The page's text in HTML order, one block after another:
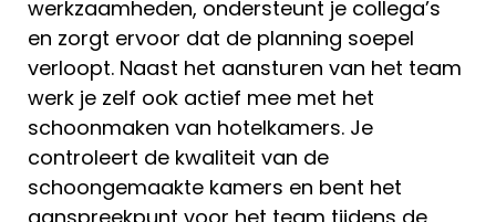
werkzaamheden, ondersteunt je collega’s
en zorgt ervoor dat de planning soepel
verloopt. Naast het aansturen van het team
werk je zelf ook actief mee met het
schoonmaken van hotelkamers. Je
controleert de kwaliteit van de
schoongemaakte kamers en bent het